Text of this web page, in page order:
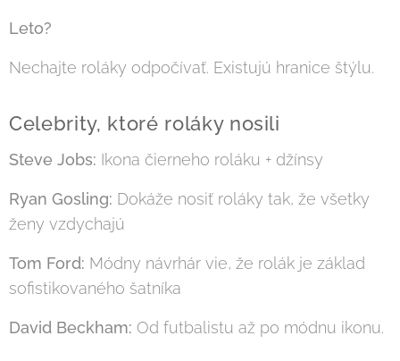
Leto?
Nechajte roláky odpočívať. Existujú hranice štýlu.
Celebrity, ktoré roláky nosili
Steve Jobs: Ikona čierneho roláku + džínsy
Ryan Gosling: Dokáže nosiť roláky tak, že všetky
ženy vzdychajú
Tom Ford: Módny návrhár vie, že rolák je základ
sofistikovaného šatníka
David Beckham: Od futbalistu až po módnu ikonu.